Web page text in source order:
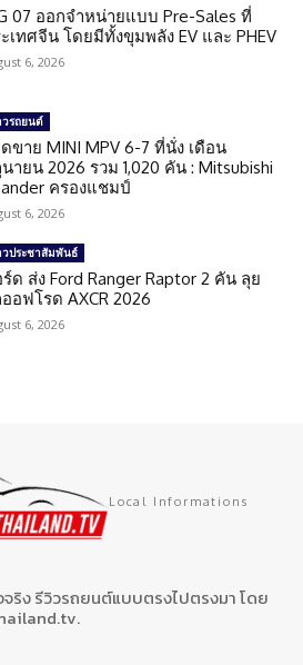
07 ออกจำหน่ายแบบ Pre-Sales ที่
เทศจีน โดยมีทั้งขุมพลัง EV และ PHEV
6, 2026
รถยนต์
ขาย MINI MPV 6-7 ที่นั่ง เดือน
ายน 2026 รวม 1,020 คัน : Mitsubishi
ครองแชมป์
6, 2026
ประชาสัมพันธ์
ด ส่ง Ford Ranger Raptor 2 คัน ลุย
อฟโรด AXCR 2026
6, 2026
Local Informations
จริง รีวิวรถยนต์แบบตรงไปตรงมา โดย